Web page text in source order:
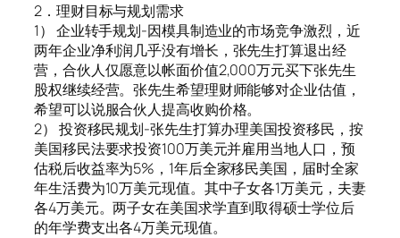
2．理财目标与规划需求
1） 企业转手规划-因模具制造业的市场竞争激烈，近
两年企业净利润几乎没有增长，张先生打算退出经
营，合伙人仅愿意以帐面价值2,000万元买下张先生
股权继续经营。张先生希望理财师能够对企业估值，
希望可以说服合伙人提高收购价格。
2） 投资移民规划-张先生打算办理美国投资移民，按
美国移民法要求投资100万美元并雇用当地人口，预
估税后收益率为5%，1年后全家移民美国，届时全家
年生活费为10万美元现值。其中子女各1万美元，夫妻
各4万美元。两子女在美国求学直到取得硕士学位后
的年学费支出各4万美元现值。